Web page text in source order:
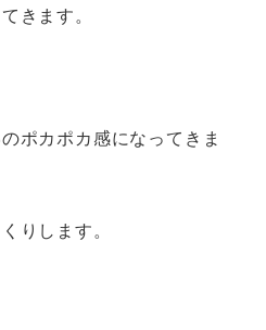
きます。
ポカポカ感になってきま
りします。